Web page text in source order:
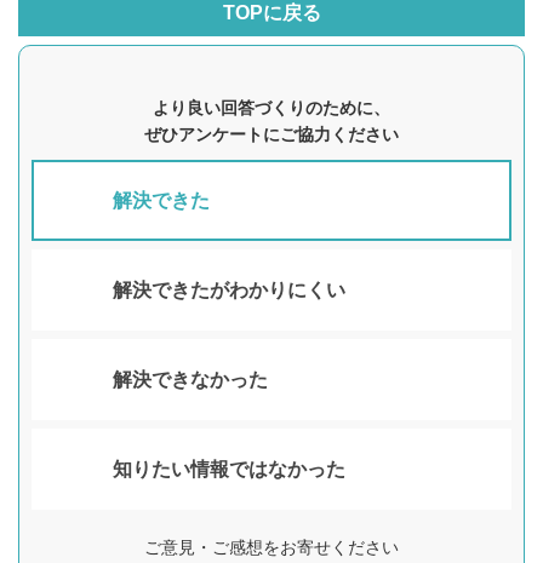
TOPに戻る
より良い回答づくりのために、
ぜひアンケートにご協力ください
解決できた
解決できたがわかりにくい
解決できなかった
知りたい情報ではなかった
ご意見・ご感想をお寄せください